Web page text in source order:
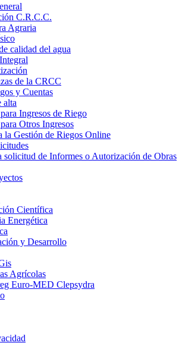
C.R.C.C.
Agraria
calidad del agua
de la CRCC
y Cuentas
alta
Ingresos de Riego
Otros Ingresos
la Gestión de Riegos Online
solicitud de Informes o Autorización de Obras
Científica
Energética
y Desarrollo
Agrícolas
Euro-MED Clepsydra